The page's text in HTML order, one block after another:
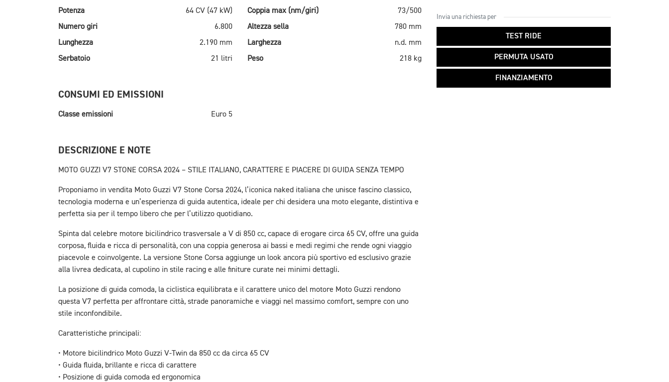
Potenza
64 CV (47 kW) Coppia max (nm/giri)
73/500
Numero giri
6.800 Altezza sella
780 mm
Lunghezza
2.190 mm Larghezza
n.d. mm
Serbatoio
21 litri Peso 218 kg
CONSUMI ED EMISSIONI
Classe emissioni Euro 5
DESCRIZIONE E NOTE
MOTO GUZZI V7 STONE CORSA 2024 – STILE ITALIANO, CARATTERE E PIACERE DI GUIDA SENZA TEMPO
Proponiamo in vendita Moto Guzzi V7 Stone Corsa 2024, l’iconica naked italiana che unisce fascino classico,
tecnologia moderna e un’esperienza di guida autentica, ideale per chi desidera una moto elegante, distintiva e
perfetta sia per il tempo libero che per l’utilizzo quotidiano.
Spinta dal celebre motore bicilindrico trasversale a V di 850 cc, capace di erogare circa 65 CV, offre una guida
corposa, fluida e ricca di personalità, con una coppia generosa ai bassi e medi regimi che rende ogni viaggio
piacevole e coinvolgente. La versione Stone Corsa aggiunge un look ancora più sportivo ed esclusivo grazie
alla livrea dedicata, al cupolino in stile racing e alle finiture curate nei minimi dettagli.
La posizione di guida comoda, la ciclistica equilibrata e il carattere unico del motore Moto Guzzi rendono
questa V7 perfetta per affrontare città, strade panoramiche e viaggi nel massimo comfort, sempre con uno
stile inconfondibile.
Caratteristiche principali:
• Motore bicilindrico Moto Guzzi V-Twin da 850 cc da circa 65 CV
• Guida fluida, brillante e ricca di carattere
• Posizione di guida comoda ed ergonomica
Invia una richiesta per
TEST RIDE
PERMUTA USATO
FINANZIAMENTO